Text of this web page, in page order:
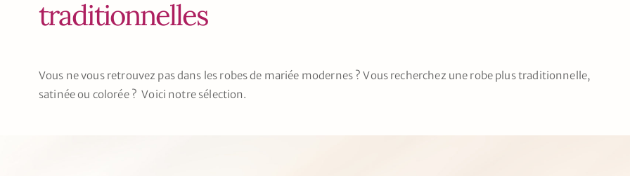
traditionnelles
Vous ne vous retrouvez pas dans les robes de mariée modernes ? Vous recherchez une robe plus traditionnelle,
satinée ou colorée ? Voici notre sélection.